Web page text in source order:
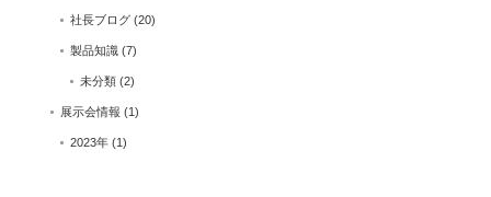
社長ブログ (20)
製品知識 (7)
未分類 (2)
展示会情報 (1)
2023年 (1)